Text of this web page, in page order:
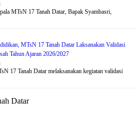
MTsN 17 Tanah Datar, Bapak Syambasri,
MTsN 17 Tanah Datar Laksanakan Validasi
Tahun Ajaran 2026/2027
17 Tanah Datar melaksanakan kegiatan validasi
Datar